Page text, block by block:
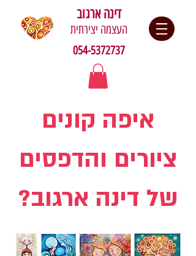
דינה ארגוב
העצמה יצירתית
054-5372737
איפה קונים
ציורים והדפסים
של דינה ארגוב?